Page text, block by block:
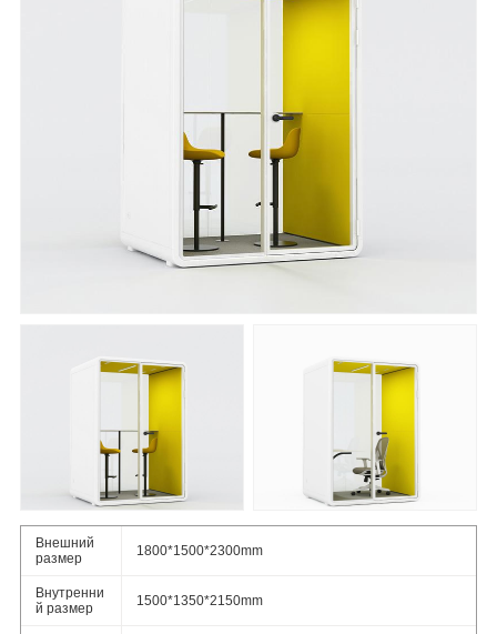
Внешний
размер
1800*1500*2300mm
Внутренни
й размер
1500*1350*2150mm